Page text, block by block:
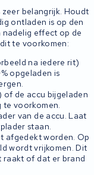
zeer belangrijk. Houdt
ontladen is op den
effect op de
te voorkomen:
na iedere rit)
opgeladen is
of de accu bijgeladen
te voorkomen.
van de accu. Laat
staan.
afgedekt worden. Op
wordt vrijkomen. Dit
of dat er brand